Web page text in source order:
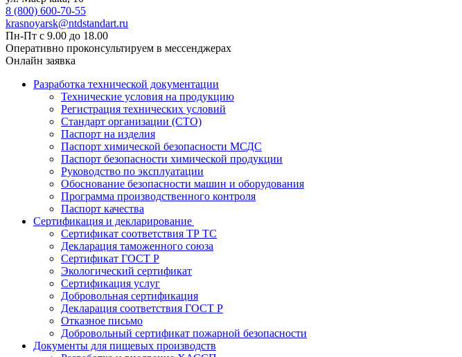
8 (800) 600-70-55
krasnoyarsk@ntdstandart.ru
Пн-Пт с 9.00 до 18.00
Оперативно проконсультируем в мессенджерах
Онлайн заявка
Разработка технической документации
Технические условия на продукцию
Регистрация технических условий
Стандарт организации (СТО)
Паспорт на изделия
Паспорт химической безопасности МСДС
Паспорт безопасности химической продукции
Руководство по эксплуатации
Обоснование безопасности машин и оборудования
Программа производственного контроля
Паспорт качества
Сертификация и декларирование
Сертификат соответствия ТР ТС
Декларация таможенного союза
Сертификат ГОСТ Р
Экологический сертификат
Сертификация услуг
Добровольная сертификация
Декларация соответствия ГОСТ Р
Отказное письмо
Добровольный сертификат пожарной безопасности
Документы для пищевых производств